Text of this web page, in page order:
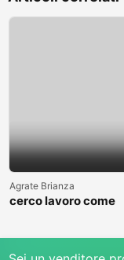
Agrate Brianza
cerco lavoro come